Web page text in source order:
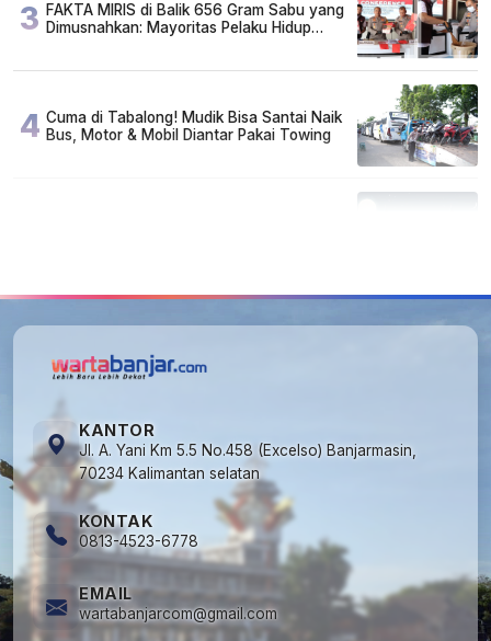
3 FAKTA MIRIS di Balik 656 Gram Sabu yang
Dimusnahkan: Mayoritas Pelaku Hidup
4 Cuma di Tabalong! Mudik Bisa Santai Naik
Bus, Motor & Mobil Diantar Pakai Towing
KANTOR
Jl. A. Yani Km 5.5 No.458 (Excelso) Banjarmasin,
70234 Kalimantan selatan
KONTAK
0813-4523-6778
EMAIL
wartabanjarcom@gmail.com